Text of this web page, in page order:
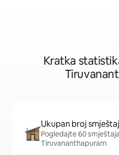
Kratka
Ukupan broj
Pogledajte 60
Tiruvananthapuram